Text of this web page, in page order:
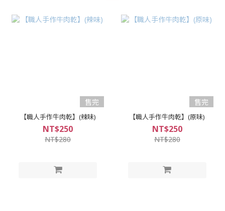
售完
【職人手作牛肉乾】(辣味)
NT$250
NT$280
售完
【職人手作牛肉乾】(原味)
NT$250
NT$280